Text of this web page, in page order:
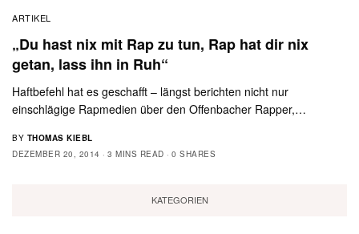
ARTIKEL
„Du hast nix mit Rap zu tun, Rap hat dir nix
getan, lass ihn in Ruh“
Haftbefehl hat es geschafft – längst berichten nicht nur
einschlägige Rapmedien über den Offenbacher Rapper,…
BY THOMAS KIEBL
DEZEMBER 20, 2014
3 MINS READ 0 SHARES
KATEGORIEN